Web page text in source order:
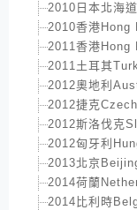
2010日本北海
2010香港Hong
2011香港Hong
2011土耳其
2012奧地利
2012捷克
2012斯洛伐克
2012匈牙利
2013北京
2014荷蘭
2014比利時